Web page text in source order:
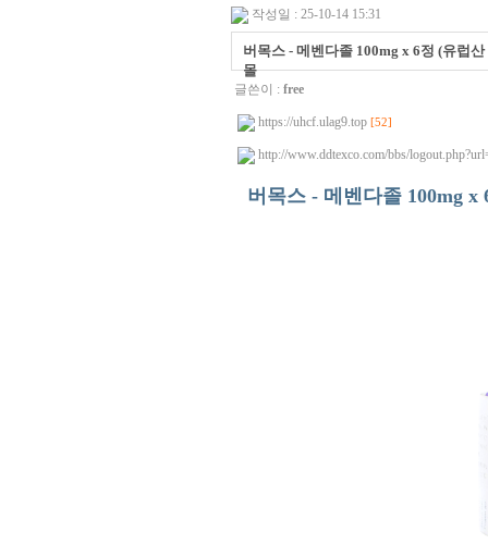
작성일 : 25-10-14 15:31
버목스 - 메벤다졸 100mg x 6정 (유럽
몰
글쓴이 : free
https://uhcf.ulag9.top [52]
http://www.ddtexco.com/bbs/
버목스 - 메벤다졸 100mg